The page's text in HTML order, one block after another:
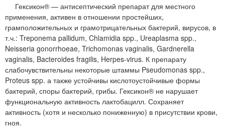
Гексикон® — антисептический препарат для местного
применения, активен в отношении простейших,
грамположительных и грамотрицательных бактерий, вирусов, в
т.ч.: Treponema pallidum, Chlamidia spp., Ureaplasma spp.,
Neisseria gonorrhoeae, Trichomonas vaginalis, Gardnerella
vaginalis, Bacteroides fragilis, Herpes-virus. К препарату
слабочувствительны некоторые штаммы Pseudomonas spp.,
Proteus spp. а также устойчивы кислотоустойчивые формы
бактерий, споры бактерий, грибы. Гексикон® не нарушает
функциональную активность лактобацилл. Сохраняет
активность (хотя и несколько пониженную) в присутствии крови,
гноя.